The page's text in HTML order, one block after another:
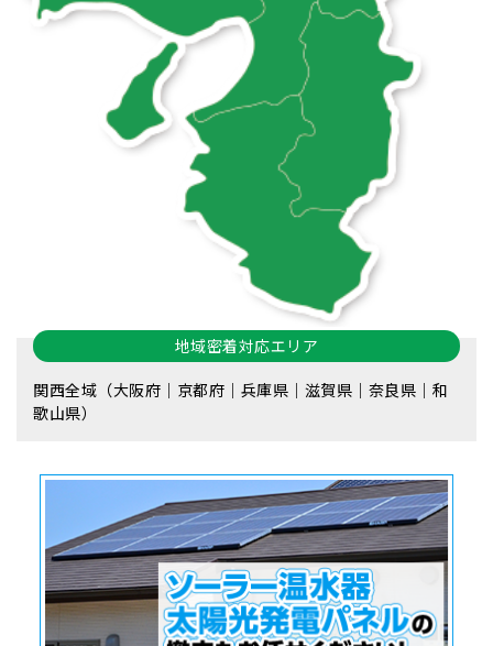
地域密着対応エリア
関西全域（大阪府｜京都府｜兵庫県｜滋賀県｜奈良県｜和
歌山県）